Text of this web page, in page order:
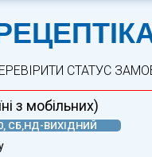
СТАТУС
з мобільних)
СБ,НД-ВИХІДНИЙ